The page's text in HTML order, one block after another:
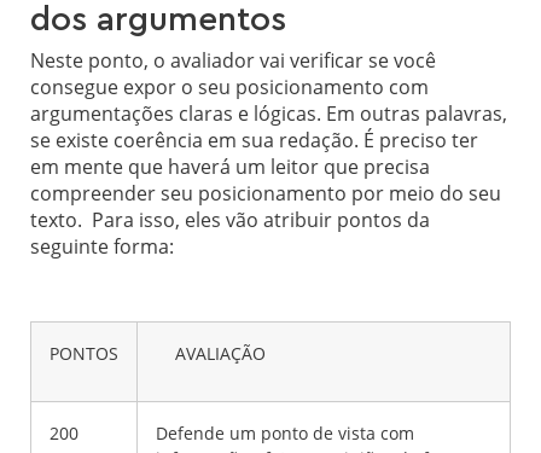
dos argumentos
Neste ponto, o avaliador vai verificar se você
consegue expor o seu posicionamento com
argumentações claras e lógicas. Em outras palavras,
se existe coerência em sua redação. É preciso ter
em mente que haverá um leitor que precisa
compreender seu posicionamento por meio do seu
texto. Para isso, eles vão atribuir pontos da
seguinte forma:
PONTOS AVALIAÇÃO
200
Defende um ponto de vista com